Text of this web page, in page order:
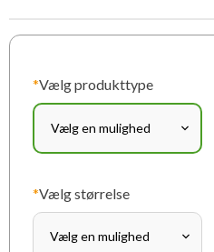
*Vælg produkttype
*Vælg størrelse